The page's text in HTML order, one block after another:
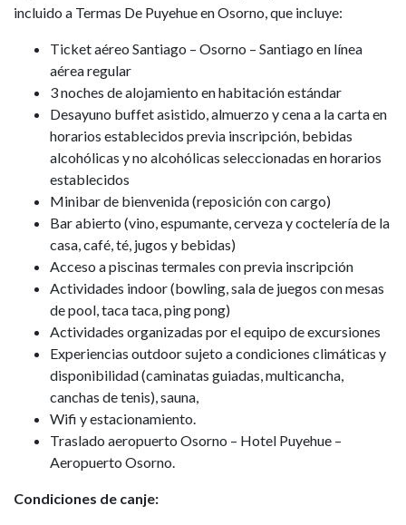
incluido a Termas De Puyehue en Osorno, que incluye:
Ticket aéreo Santiago – Osorno – Santiago en línea
aérea regular
3 noches de alojamiento en habitación estándar
Desayuno buffet asistido, almuerzo y cena a la carta en
horarios establecidos previa inscripción, bebidas
alcohólicas y no alcohólicas seleccionadas en horarios
establecidos
Minibar de bienvenida (reposición con cargo)
Bar abierto (vino, espumante, cerveza y coctelería de la
casa, café, té, jugos y bebidas)
Acceso a piscinas termales con previa inscripción
Actividades indoor (bowling, sala de juegos con mesas
de pool, taca taca, ping pong)
Actividades organizadas por el equipo de excursiones
Experiencias outdoor sujeto a condiciones climáticas y
disponibilidad (caminatas guiadas, multicancha,
canchas de tenis), sauna,
Wifi y estacionamiento.
Traslado aeropuerto Osorno – Hotel Puyehue –
Aeropuerto Osorno.
Condiciones de canje: